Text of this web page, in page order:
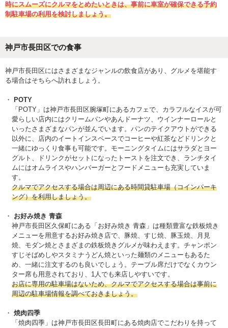
時にスムーズにクルマをとめたいときは、事前に車室が確保できる予約
制駐車場の利用を検討しましょう。
神戸市長田区での食事
神戸市長田区にはさまざまなジャンルの飲食店があり、グルメを堪能す
る場合はそちらへ訪れましょう。
POTY
「POTY」は神戸市長田区腕塚町にあるカフェで、カラフルなイスが可
愛らしい店内にはクリームパンやあんドーナツ、ウインナーロールと
いったさまざまなパンが並んでいます。パンのテイクアウトができる
以外に、店内のイートインスペースでコーヒーや紅茶などドリンクと
一緒にゆっくり食事も可能です。モーニングタイムにはサラダとヨー
グルト、ドリンクがセットになったトーストを注文でき、ランチタイ
ムにはオムライスやハンバーガーとフードメニューも充実していま
す。
クルマでアクセスする場合は周辺にある時間貸駐車場（コインパーキ
ング）を利用しましょう。
お好み焼き 青森
神戸市長田区久保町にある「お好み焼き 青森」は種類豊富な鉄板焼き
メニューを用意するお好み焼き店で、豚焼、すじ焼、豚玉焼、月見
焼、モダン焼とさまざまの鉄板焼きグルメが味わえます。チャンポン
すじそばめしやスタミナうどん焼といった麺類のメニューもあるた
め、一緒に注文するのも良いでしょう。テーブル席だけでなくカウン
ター席も用意されており、1人でも来店しやすいです。
お店に専用の駐車場はないため、クルマでアクセスする場合は事前に
周辺の駐車場情報を調べておきましょう。
焼肉四季
「焼肉四季」は神戸市長田区長田町にある焼肉店でこだわりを持って